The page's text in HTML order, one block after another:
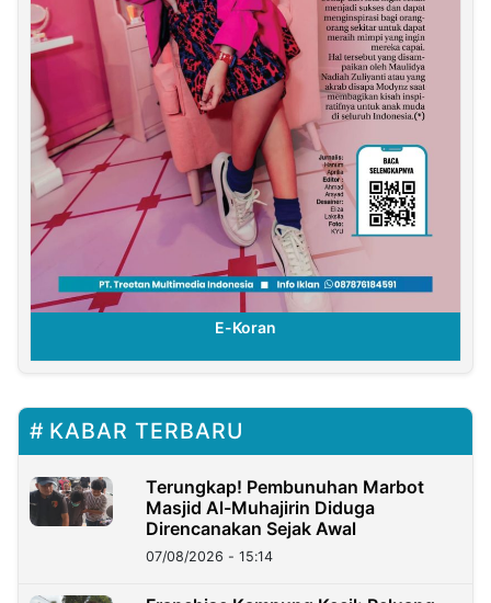
E-Koran
KABAR TERBARU
Terungkap! Pembunuhan Marbot
Masjid Al-Muhajirin Diduga
Direncanakan Sejak Awal
07/08/2026 - 15:14